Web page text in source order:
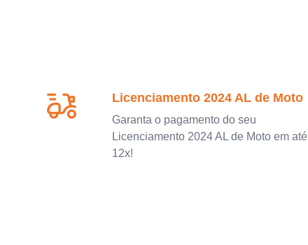
Licenciamento 2024 AL de Moto
Garanta o pagamento do seu
Licenciamento 2024 AL de Moto em até
12x!